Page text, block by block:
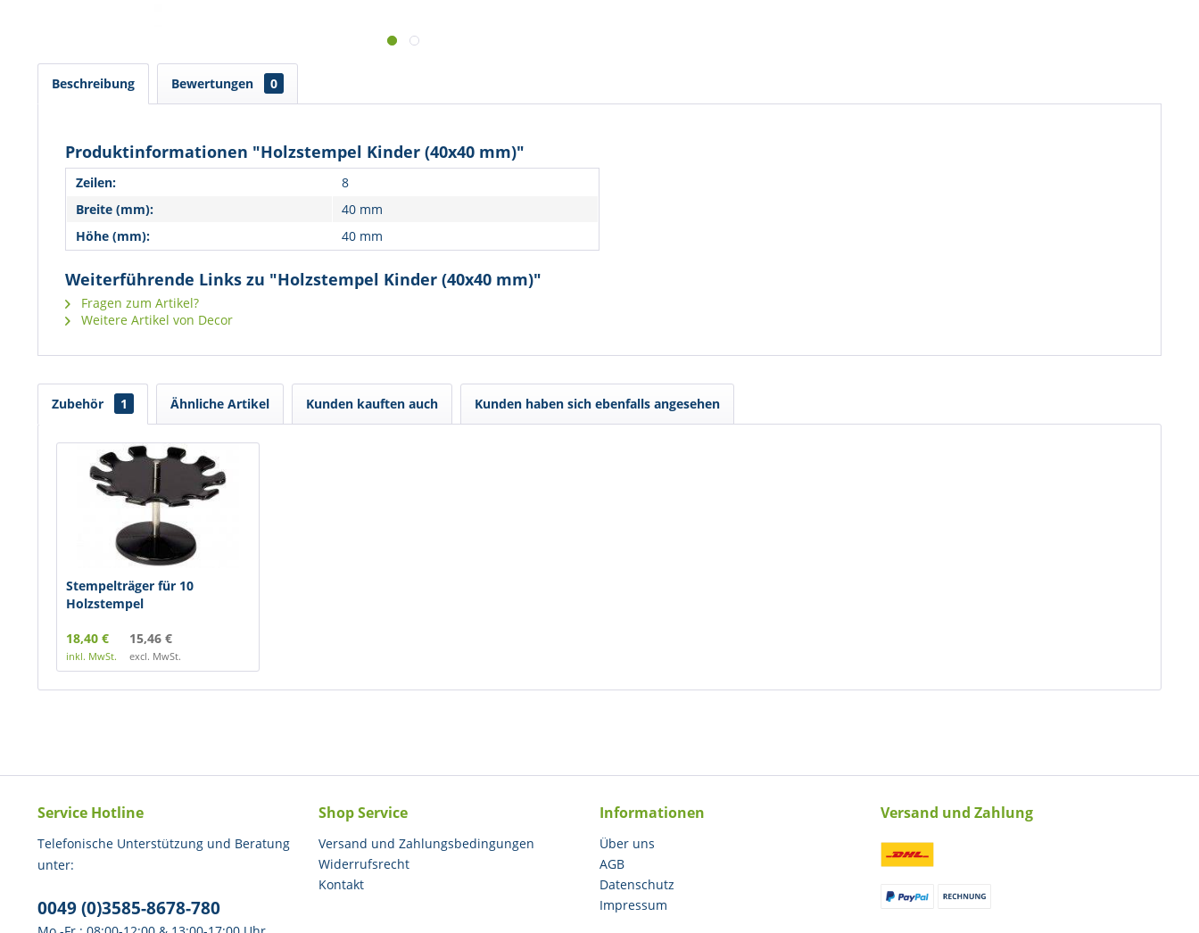
Beschreibung Bewertungen 0
Produktinformationen "Holzstempel Kinder (40x40 mm)"
Zeilen:
8
Breite (mm):
40 mm
Höhe (mm):
40 mm
Weiterführende Links zu "Holzstempel Kinder (40x40 mm)"
Fragen zum Artikel?
Weitere Artikel von Decor
Zubehör 1 Ähnliche Artikel Kunden kauften auch Kunden haben sich ebenfalls angesehen
Stempelträger für 10
Holzstempel
18,40 €
inkl. MwSt.
15,46 €
excl. MwSt.
Service Hotline
Telefonische Unterstützung und Beratung
unter:
0049 (0)3585-8678-780
Shop Service
Versand und Zahlungsbedingungen
Widerrufsrecht
Kontakt
Informationen
Über uns
AGB
Datenschutz
Impressum
Versand und Zahlung